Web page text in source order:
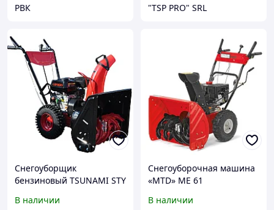
РВК "TSP PRO" SRL
Снегоуборщик
бензиновый TSUNAMI STY
В наличии
Снегоуборочная машина
«MTD» ME 61
В наличии